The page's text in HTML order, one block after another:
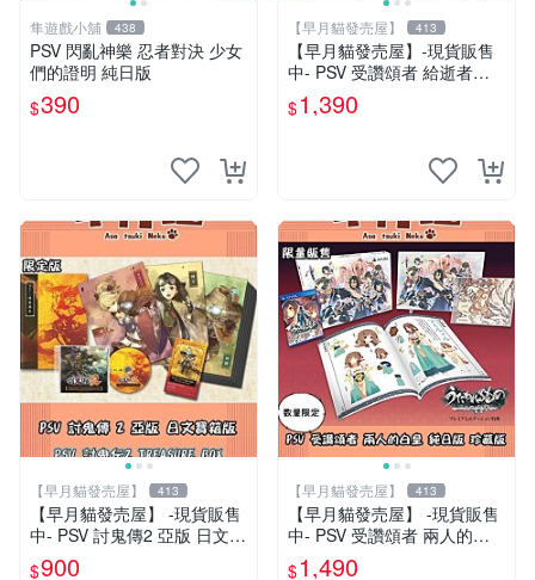
隼遊戲小舖 438
PSV 閃亂神樂 忍者對決 少女
們的證明 純日版
$390
【早月貓發売屋】 413
【早月貓發売屋】-現貨販售
中- PSV 受讚頌者 給逝者的
搖籃曲 純日版 日文版 ※系統
全面大幅強化※
$1,390
【早月貓發売屋】 413
【早月貓發売屋】 -現貨販售
中- PSV 討鬼傳2 亞版 日文版
寶箱版 限定版 ※限量到貨※ K
$900
【早月貓發売屋】 413
【早月貓發売屋】 -現貨販售
中- PSV 受讚頌者 兩人的白
皇 純日版 珍藏版 限定版 ※系
$1,490